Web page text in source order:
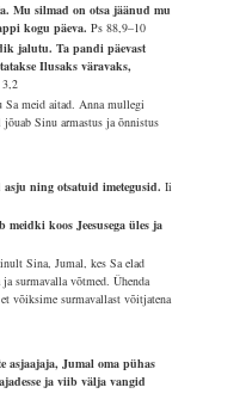
Mu silmad on otsa jäänud mu
kogu päeva.Ps 88,9–10
jalutu. Ta pandi päevast
Ilusaks väravaks,
Sa meid aitad. Anna mullegi
Sinu armastus ja õnnistus
asju ning otsatuid imetegusid.Ii
meidki koos Jeesusega üles ja
Sina, Jumal, kes Sa elad
surmavalla võtmed. Ühenda
võiksime surmavallast võitjatena
asjaajaja, Jumal oma pühas
ja viib välja vangid